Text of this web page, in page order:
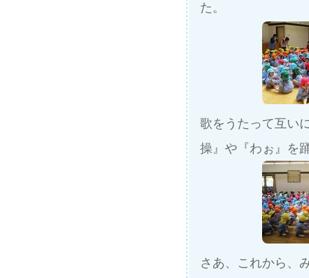
た。
歌をうたって互い
操』や『わぉ』を
さあ、これから、